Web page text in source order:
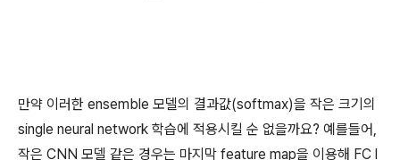
만약 이러한 ensemble 모델의 결과값(softmax)을 작은 크기의
single neural network 학습에 적용시킬 순 없을까요? 예를들어,
작은 CNN 모델 같은 경우는 마지막 feature map을 이용해 FC l